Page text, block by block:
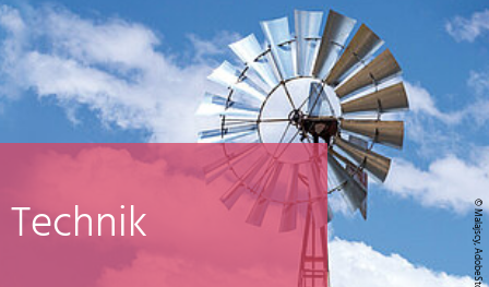
© Malajscy, AdobeStock
Technik